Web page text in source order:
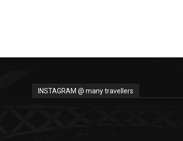
INSTAGRAM @ many travellers